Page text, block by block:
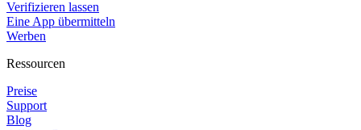
Verifizieren lassen
Eine App übermitteln
Werben
Ressourcen
Preise
Support
Blog